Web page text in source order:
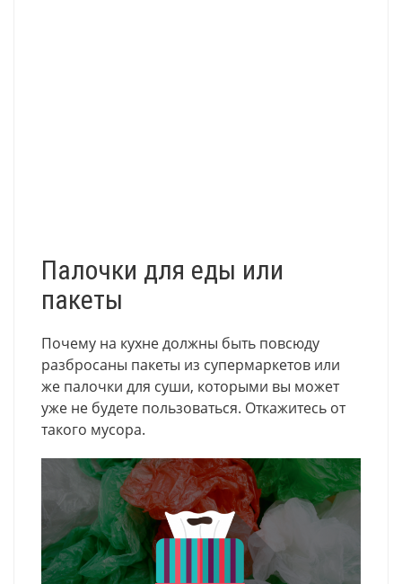
Палочки для еды или
пакеты
Почему на кухне должны быть повсюду
разбросаны пакеты из супермаркетов или
же палочки для суши, которыми вы может
уже не будете пользоваться. Откажитесь от
такого мусора.